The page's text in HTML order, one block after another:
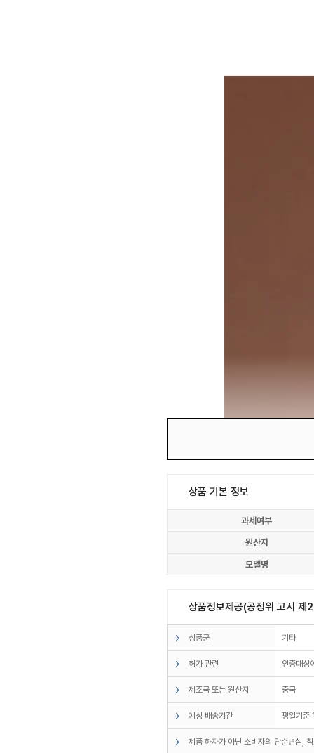
상품 기본 정보
과세여부
원산지
모델명
상품정보제공(공정위 고시
상품군 기타
허가 관련 인증대상
제조국 또는 원산지 중국
예상 배송기간 평일기준
제품 하자가 아닌 소비자의 단순변심,